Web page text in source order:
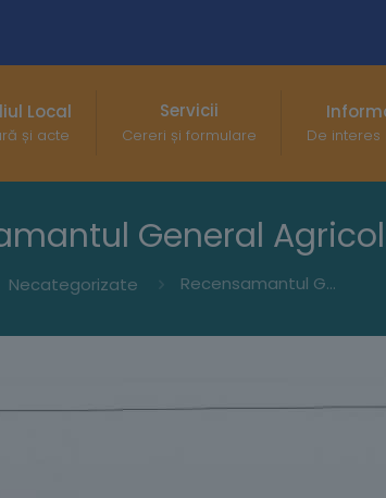
Local
și acte
Servicii
Cereri și formulare De interes
General Agricol
Necategorizate Recensamantul General Agricol